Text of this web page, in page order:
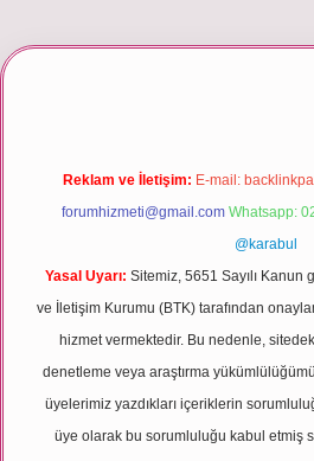
giriş
Reklam ve İletişim: E-mail:
forumhizmeti@gmail.com Whatsapp:
@karabul
Yasal Uyarı: Sitemiz, 5651 Sayılı
ve İletişim Kurumu (BTK) tarafından
hizmet vermektedir. Bu nedenle,
denetleme veya araştırma
üyelerimiz yazdıkları içeriklerin
üye olarak bu sorumluluğu kabul etmiş